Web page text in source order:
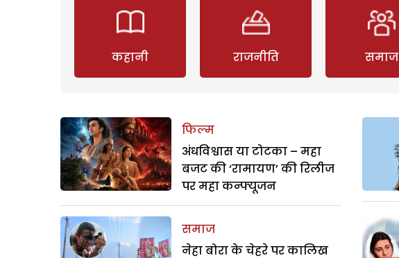
कहानी राजनीति समाज
फिल्म
अंधविश्वास या टोटका – महा
बजट की ‘रामायण’ की रिलीज
पर महा कन्फ्यूजन
समाज
नेहा बोरा के चेहरे पर कालिख